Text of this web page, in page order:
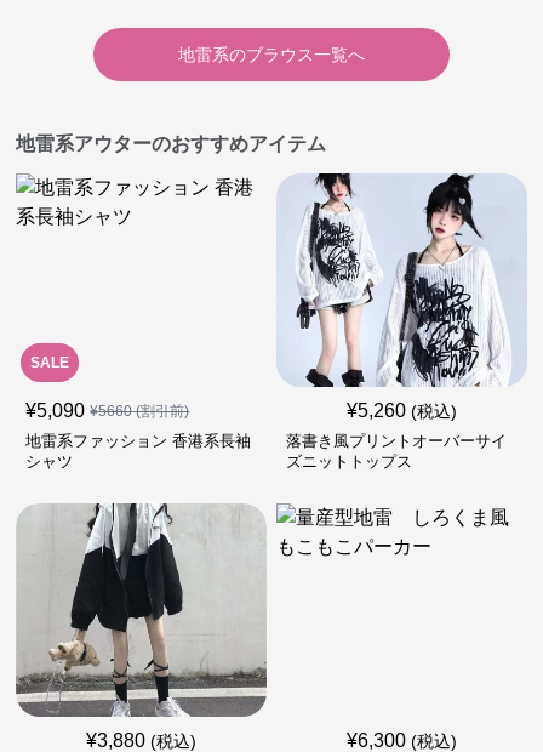
地雷系のブラウス一覧へ
地雷系アウターのおすすめアイテム
SALE
¥5,090 ¥5660(割引前)
地雷系ファッション 香港系長袖
シャツ
¥5,260 (税込)
落書き風プリントオーバーサイ
ズニットトップス
¥3,880 (税込) ¥6,300 (税込)